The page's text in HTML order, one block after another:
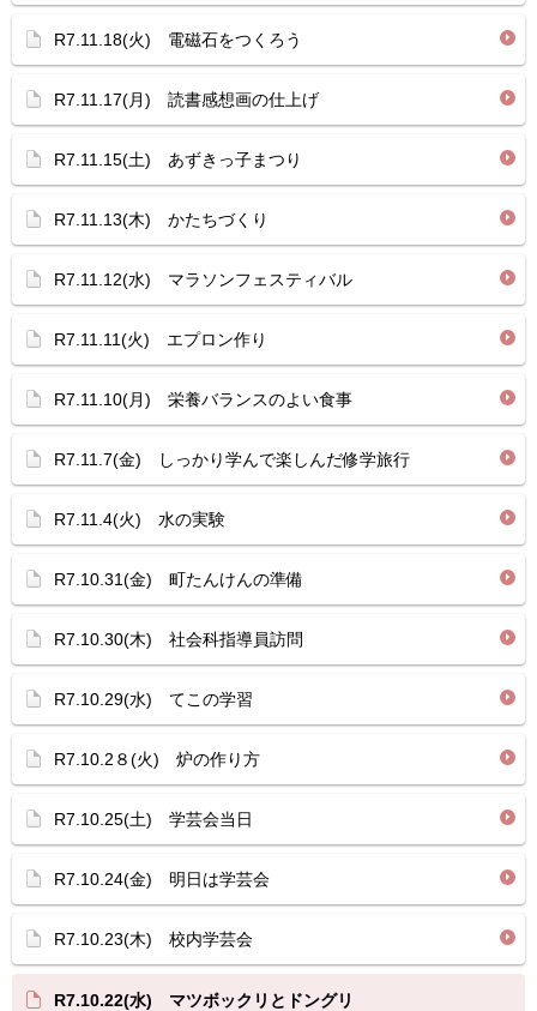
R7.11.18(火) 電磁石をつくろう
R7.11.17(月) 読書感想画の仕上げ
R7.11.15(土) あずきっ子まつり
R7.11.13(木) かたちづくり
R7.11.12(水) マラソンフェスティバル
R7.11.11(火) エプロン作り
R7.11.10(月) 栄養バランスのよい食事
R7.11.7(金) しっかり学んで楽しんだ修学旅行
R7.11.4(火) 水の実験
R7.10.31(金) 町たんけんの準備
R7.10.30(木) 社会科指導員訪問
R7.10.29(水) てこの学習
R7.10.2８(火) 炉の作り方
R7.10.25(土) 学芸会当日
R7.10.24(金) 明日は学芸会
R7.10.23(木) 校内学芸会
R7.10.22(水) マツボックリとドングリ